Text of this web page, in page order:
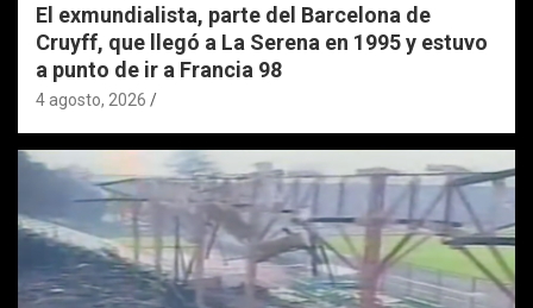
El exmundialista, parte del Barcelona de
Cruyff, que llegó a La Serena en 1995 y estuvo
a punto de ir a Francia 98
4 agosto, 2026